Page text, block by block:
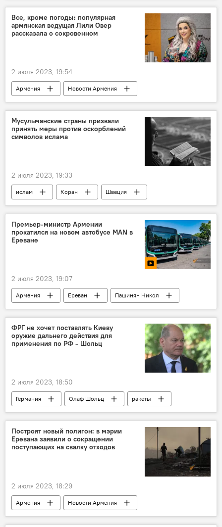
Все, кроме погоды։ популярная
армянская ведущая Лили Овер
рассказала о сокровенном
2 июля 2023, 19:54
Армения
Новости Армения
телеведущая
телевидение
Общество
Мусульманские страны призвали
принять меры против оскорблений
символов ислама
2 июля 2023, 19:33
ислам Коран
Швеция
оскорбление
Ирак
Саудовская Аравия
Премьер-министр Армении
прокатился на новом автобусе MAN в
Ереване
2 июля 2023, 19:07
Армения Ереван
Пашинян Никол
автобус
ФРГ не хочет поставлять Киеву
оружие дальнего действия для
применения по РФ - Шольц
2 июля 2023, 18:50
Германия Олаф Шольц
ракеты
Украина
поставки РФ
Построят новый полигон: в мэрии
Еревана заявили о сокращении
поступающих на свалку отходов
2 июля 2023, 18:29
Армения
Новости Армения
Ереван
мусор мэрия